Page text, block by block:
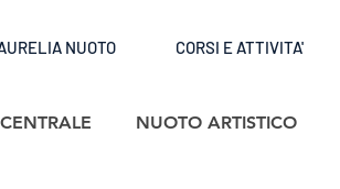
NUOTO CORSI E ATTIVITA'
NUOTO ARTISTICO